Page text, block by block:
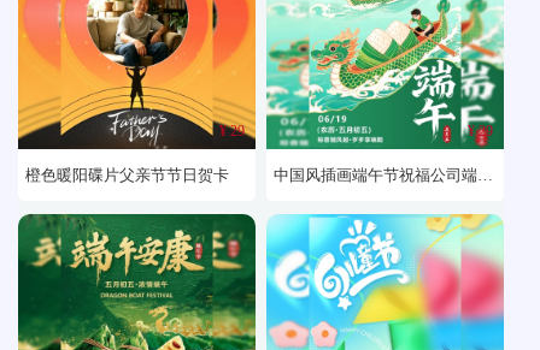
橙色暖阳碟片父亲节节日贺卡
¥ 29
中国风插画端午节祝福公司端午放假通知贺卡
¥ 29